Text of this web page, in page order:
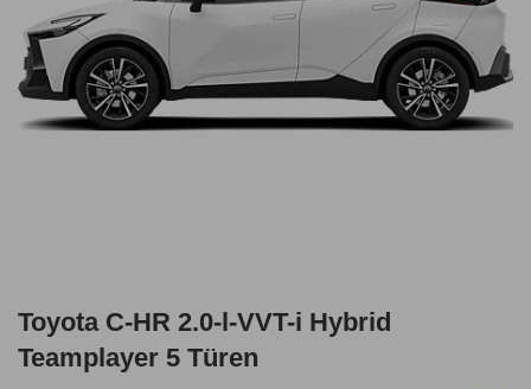
Toyota C-HR 2.0-l-VVT-i Hybrid
Teamplayer 5 Türen